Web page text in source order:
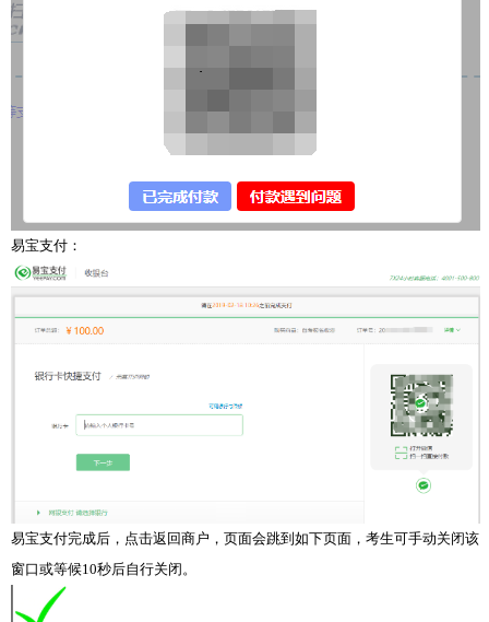
易宝支付：
易宝支付完成后，点击返回商户，页面会跳到如下页面，考生可手动关闭该
窗口或等候10秒后自行关闭。